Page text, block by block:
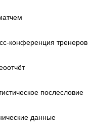
конференция тренеров
послесловие
данные